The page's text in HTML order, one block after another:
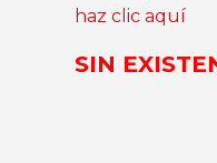
haz clic aquí
SIN